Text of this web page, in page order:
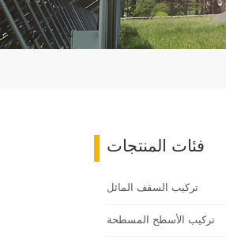
فئات المنتجات
تركيب السقف المائل
تركيب الأسطح المسطحة